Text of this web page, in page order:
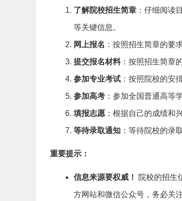
了解院校招生简章 ：仔细阅读
等关键信息。
网上报名 ：按照招生简章的要
提交报名材料：按照招生简章
参加专业考试 ：按照院校的安
参加高考 ：参加全国普通高等
填报志愿 ：根据自己的成绩和
等待录取通知 ：等待院校的录
重要提示：
信息来源要权威！ 院校的招生
方网站和微信公众号，务必关注